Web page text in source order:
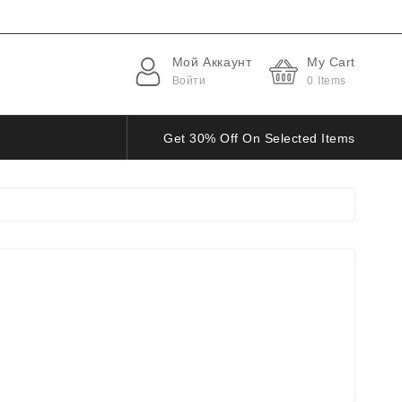
Мой Аккаунт
Войти
My Cart
0 Items
Get 30% Off On Selected Items